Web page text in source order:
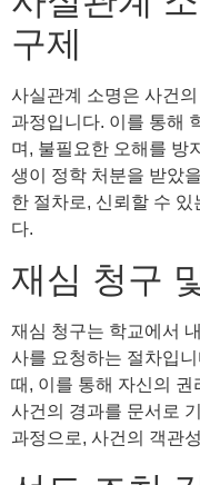
구제
사실관계 소명은 사건
과정입니다. 이를 통해
며, 불필요한 오해를 방
생이 정학 처분을 받았
한 절차로, 신뢰할 수 있
다.
재심 청구
재심 청구는 학교에서
사를 요청하는 절차입
때, 이를 통해 자신의
사건의 경과를 문서로
과정으로, 사건의 객관